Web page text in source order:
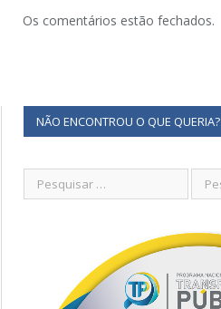
Os comentários estão fechados.
NÃO ENCONTROU O QUE QUERIA?